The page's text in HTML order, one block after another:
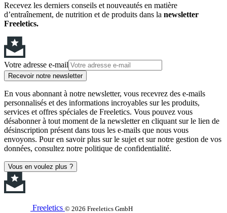
Recevez les derniers conseils et nouveautés en matière
d’entraînement, de nutrition et de produits dans la newsletter
Freeletics.
Votre adresse e-mail
Recevoir notre newsletter
En vous abonnant à notre newsletter, vous recevrez des e-mails
personnalisés et des informations incroyables sur les produits,
services et offres spéciales de Freeletics. Vous pouvez vous
désabonner à tout moment de la newsletter en cliquant sur le lien de
désinscription présent dans tous les e-mails que nous vous
envoyons. Pour en savoir plus sur le sujet et sur notre gestion de vos
données, consultez notre politique de confidentialité.
Vous en voulez plus ?
Freeletics © 2026 Freeletics GmbH